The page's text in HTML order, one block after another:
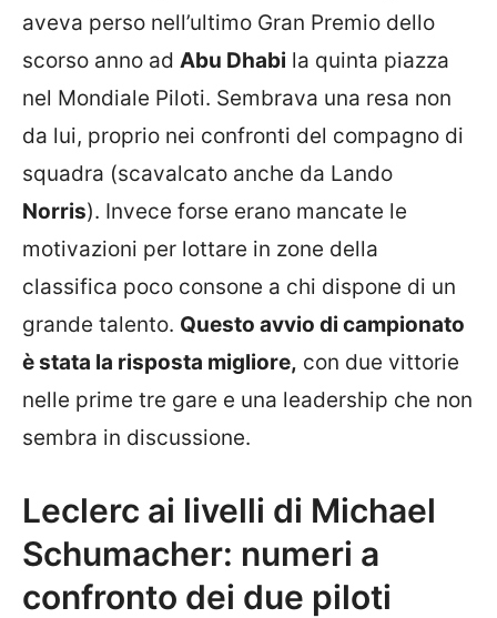
aveva perso nell’ultimo Gran Premio dello
scorso anno ad Abu Dhabi la quinta piazza
nel Mondiale Piloti. Sembrava una resa non
da lui, proprio nei confronti del compagno di
squadra (scavalcato anche da Lando
Norris). Invece forse erano mancate le
motivazioni per lottare in zone della
classifica poco consone a chi dispone di un
grande talento. Questo avvio di campionato
è stata la risposta migliore, con due vittorie
nelle prime tre gare e una leadership che non
sembra in discussione.
Leclerc ai livelli di Michael
Schumacher: numeri a
confronto dei due piloti